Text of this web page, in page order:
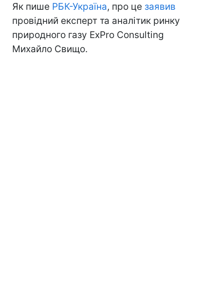
Як пише РБК-Україна, про це заявив
провідний експерт та аналітик ринку
природного газу ExPro Consulting
Михайло Свищо.